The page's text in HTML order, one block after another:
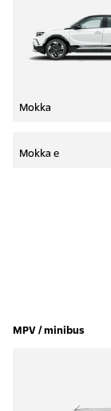
Mokka
Mokka e
MPV / minibus